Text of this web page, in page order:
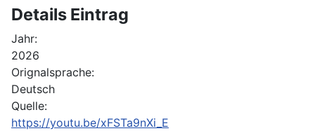
Details Eintrag
Jahr:
2026
Orignalsprache:
Deutsch
Quelle:
https://youtu.be/xFSTa9nXi_E